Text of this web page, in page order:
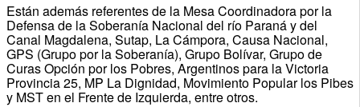
Están además referentes de la Mesa Coordinadora por la
Defensa de la Soberanía Nacional del río Paraná y del
Canal Magdalena, Sutap, La Cámpora, Causa Nacional,
GPS (Grupo por la Soberanía), Grupo Bolívar, Grupo de
Curas Opción por los Pobres, Argentinos para la Victoria
Provincia 25, MP La Dignidad, Movimiento Popular los Pibes
y MST en el Frente de Izquierda, entre otros.